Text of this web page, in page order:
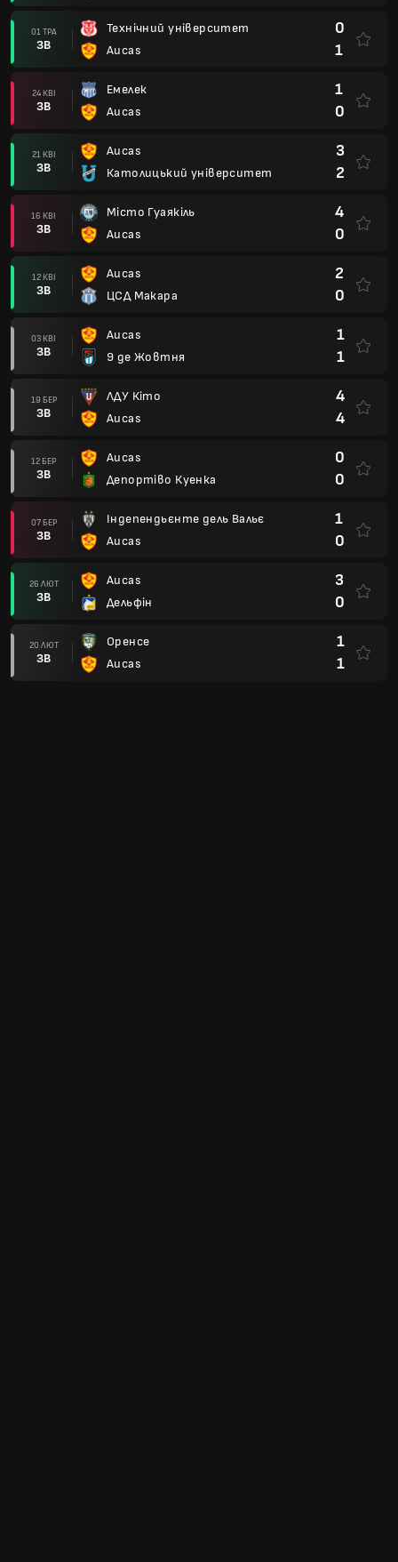
01 ТРА
ЗВ
Технічний університет
Aucas
0
1
24 КВІ
ЗВ
Емелек
Aucas
1
0
21 КВІ
ЗВ
Aucas
Католицький університет
3
2
16 КВІ
ЗВ
Місто Гуаякіль
Aucas
4
0
12 КВІ
ЗВ
Aucas
ЦСД Макара
2
0
03 КВІ
ЗВ
Aucas
9 де Жовтня
1
1
19 БЕР
ЗВ
ЛДУ Кіто
Aucas
4
4
12 БЕР
ЗВ
Aucas
Депортіво Куенка
0
0
07 БЕР
ЗВ
Індепендьєнте дель Вальє
Aucas
1
0
26 ЛЮТ
ЗВ
Aucas
Дельфін
3
0
20 ЛЮТ
ЗВ
Оренсе
Aucas
1
1